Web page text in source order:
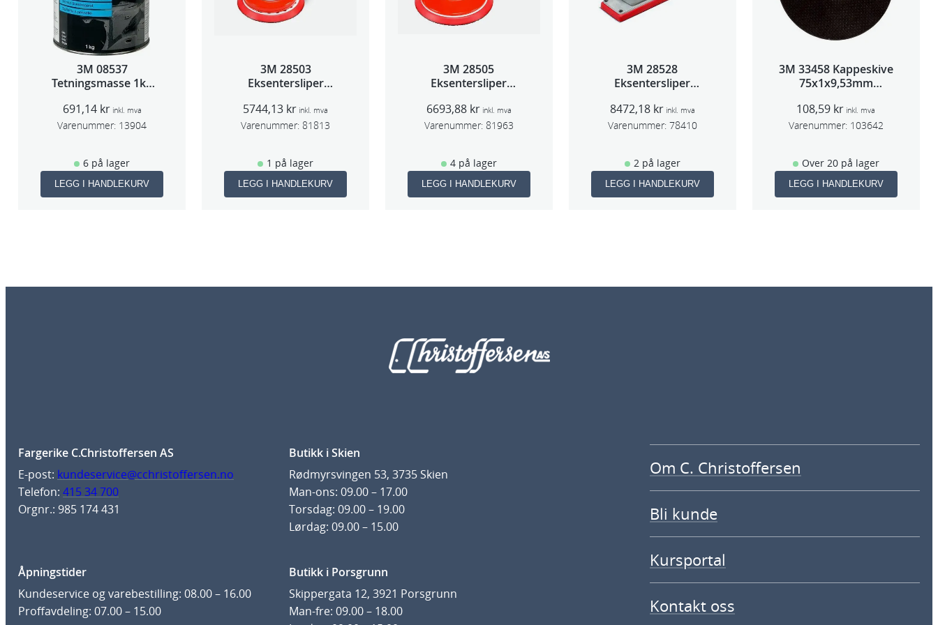
o
3
4
8
4
3
3M 08537
Tetningsmasse 1kg
691,14 kr inkl. mva
Varenummer: 13904
6 på lager
LEGG I HANDLEKURV
3M 28503
Eksentersliper
slag 75mm
5744,13 kr inkl. mva
Varenummer: 81813
1 på lager
LEGG I HANDLEKURV
3M 28505
Eksentersliper
slag 75mm
6693,88 kr inkl. mva
Varenummer: 81963
4 på lager
LEGG I HANDLEKURV
3M 28528
Eksentersliper
slag 70×198
8472,18 kr inkl. mva
Varenummer: 78410
2 på lager
LEGG I HANDLEKURV
3M 33458 Kappeskive
75x1x9,53mm
108,59 kr inkl. mva
Varenummer: 103642
Over 20 på lager
LEGG I HANDLEKURV
Fargerike C.Christoffersen AS
E-post: kundeservice@cchristoffersen.no
Telefon: 415 34 700
Orgnr.: 985 174 431
Butikk i Skien
Rødmyrsvingen 53, 3735 Skien
Man-ons: 09.00 – 17.00
Torsdag: 09.00 – 19.00
Lørdag: 09.00 – 15.00
Åpningstider
Kundeservice og varebestilling: 08.00 – 16.00
Proffavdeling: 07.00 – 15.00
Butikk i Porsgrunn
Skippergata 12, 3921 Porsgrunn
Man-fre: 09.00 – 18.00
Om C. Christoffersen
Bli kunde
Kursportal
Kontakt oss